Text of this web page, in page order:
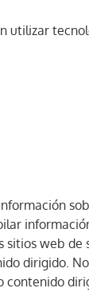
utilizar
web
dirigido.